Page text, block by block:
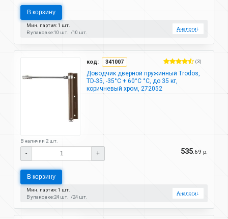
В корзину
Мин. партия: 1 шт.
В упаковке:10 шт. 10 шт.
Аналоги↓
код: 341007 (3)
Доводчик дверной пружинный Trodos,
TD-35, -35°C + 60°C °C, до 35 кг,
коричневый хром, 272052
В наличии 2 шт.
- + 535 .69 р.
В корзину
Мин. партия: 1 шт.
В упаковке:24 шт. 24 шт.
Аналоги↓